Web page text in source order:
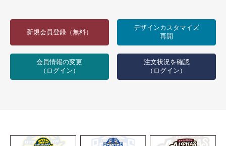
新規会員登録（無料）
デザインカスタマイズ
再開
会員情報の変更
（ログイン）
注文状況を確認
（ログイン）